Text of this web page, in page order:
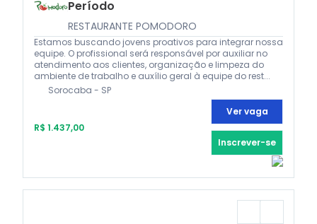
Período
RESTAURANTE POMODORO
Estamos buscando jovens proativos para integrar nossa
equipe. O profissional será responsável por auxiliar no
atendimento aos clientes, organização e limpeza do
ambiente de trabalho e auxílio geral à equipe do rest...
Sorocaba - SP
R$ 1.437,00
Ver vaga
Inscrever-se